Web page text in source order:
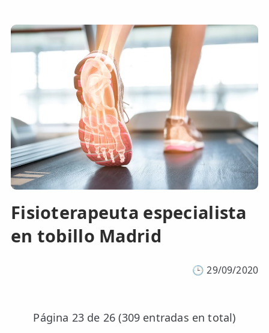
Fisioterapeuta especialista
en tobillo Madrid
🕒 29/09/2020
Página 23 de 26 (309 entradas en total)